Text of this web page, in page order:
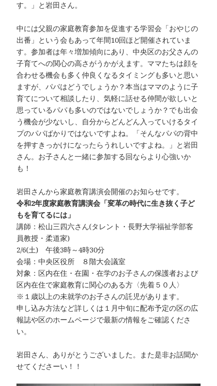
す。」と岩田さん。
中には父親の家庭教育参加を促進する学習会「おやじの
出番」という会もあって年間10回ほど開催されていま
す。参加者は年々増加傾向にあり、中央区のお父さんの
子育てへの関心の高さがうかがえます。ママたちは顔を
合わせる機会も多く仲良くなるタイミングも多いと思い
ますが、パパはどうでしょうか？本当はママのように子
育てについて相談したり、気軽に話せる仲間が欲しいと
思っているパパも多いのではないでしょうか？でも出会
う機会が少ないし、自分からどんどん入っていけるタイ
プのパパばかりではないですよね。「そんなパパの背中
を押すきっかけになったらうれしいですよね。」と岩田
さん。お子さんと一緒に参加する回ならより心強いか
も！
岩田さんから家庭教育講演会開催のお知らせです。
令和2年度家庭教育講演会「変革の時代に生き抜く子ど
もを育てるには」
講師：松山三四六さん(タレント・長野大学福祉学部客
員教授・柔道家)
2/6(土) 午後3時～4時30分
会場：中央区役所 ８階大会議室
対象：区内在住・在園・在学のお子さんの保護者および
区内在住で家庭教育に関心のある方〈先着５０人〉
※１歳以上の未就学のお子さんの託児があります。
申し込み方法など詳しくは１月中旬に配布予定の区の広
報誌や区のホームページで最新の情報をご確認くださ
い。
岩田さん、ありがとうございました。また是非お話聞か
せてくださーい！！